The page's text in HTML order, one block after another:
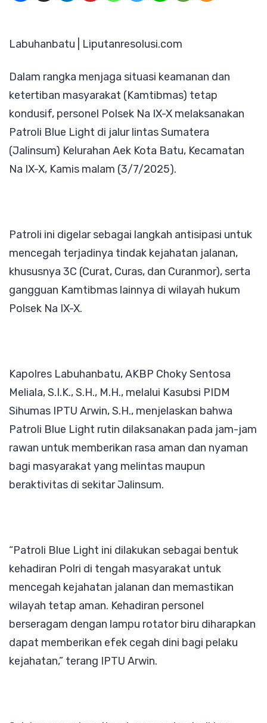
X
Pastikan
Situasi
Kamtibmas
Aman
Labuhanbatu | Liputanresolusi.com
Dalam rangka menjaga situasi keamanan dan
ketertiban masyarakat (Kamtibmas) tetap
kondusif, personel Polsek Na IX-X melaksanakan
Patroli Blue Light di jalur lintas Sumatera
(Jalinsum) Kelurahan Aek Kota Batu, Kecamatan
Na IX-X, Kamis malam (3/7/2025).
Patroli ini digelar sebagai langkah antisipasi untuk
mencegah terjadinya tindak kejahatan jalanan,
khususnya 3C (Curat, Curas, dan Curanmor), serta
gangguan Kamtibmas lainnya di wilayah hukum
Polsek Na IX-X.
Kapolres Labuhanbatu, AKBP Choky Sentosa
Meliala, S.I.K., S.H., M.H., melalui Kasubsi PIDM
Sihumas IPTU Arwin, S.H., menjelaskan bahwa
Patroli Blue Light rutin dilaksanakan pada jam-jam
rawan untuk memberikan rasa aman dan nyaman
bagi masyarakat yang melintas maupun
beraktivitas di sekitar Jalinsum.
“Patroli Blue Light ini dilakukan sebagai bentuk
kehadiran Polri di tengah masyarakat untuk
mencegah kejahatan jalanan dan memastikan
wilayah tetap aman. Kehadiran personel
berseragam dengan lampu rotator biru diharapkan
dapat memberikan efek cegah dini bagi pelaku
kejahatan,” terang IPTU Arwin.